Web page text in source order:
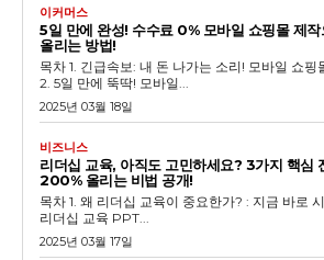
이커머스
5일 만에 완성! 수수료 0% 모바일 쇼핑몰 제
올리는 방법!
목차 1. 긴급속보: 내 돈 나가는 소리! 모바일 쇼핑몰 수수료, 언제까지?
2. 5일 만에 뚝딱! 모바일...
2025년 03월 18일
비즈니스
리더십 교육, 아직도 고민하세요? 3가지 핵심
200% 올리는 비법 공개!
목차 1. 왜 리더십 교육이 중요한가? : 지금 바로 시작해야 하는 이유 2.
리더십 교육 PPT...
2025년 03월 17일